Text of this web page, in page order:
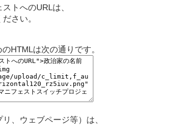
トへのURLは、
さい。
HTMLは次の通りです。
、ウェブページ等）は、